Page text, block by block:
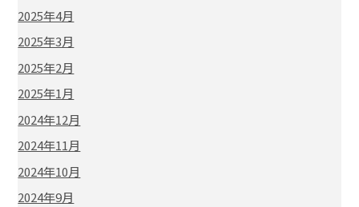
2025年4月
2025年3月
2025年2月
2025年1月
2024年12月
2024年11月
2024年10月
2024年9月